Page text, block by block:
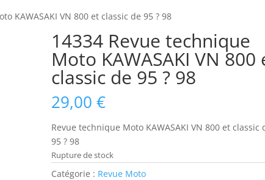
KAWASAKI VN 800 et classic de 95 ? 98
14334 Revue technique
Moto KAWASAKI VN 800
classic de 95 ? 98
29,00€
Revue technique Moto KAWASAKI VN 800 et classic
95 ? 98
Rupture de stock
Catégorie : Revue Moto